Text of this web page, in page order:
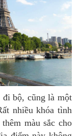
nhiều khóa tình
màu sắc cho